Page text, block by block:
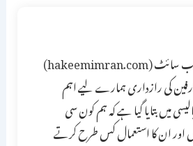
حکیم عمران کمبوہ کی ویب سائٹ (hakeemimran.com)
کی رازداری ہمارے لیے اہم
میں بتایا گیا ہے کہ ہم کون سی
اور ان کا استعمال کس طرح کرتے